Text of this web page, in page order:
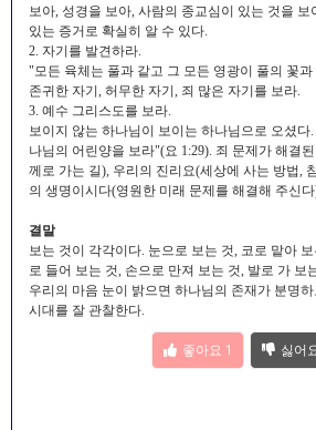
보아, 성경을 보아, 사람의 종교심이 있는 것을
있는 증거로 확실히 알 수 있다.
2. 자기를 발견하라.
"모든 육체는 풀과 같고 그 모든 영광이 풀의 꽃과
존귀한 자기, 허무한 자기, 죄 많은 자기를 보라.
3. 예수 그리스도를 보라.
보이지 않는 하나님이 보이는 하나님으로 오셨
나님의 어린양을 보라"(요 1:29). 죄 문제가 해결
께로 가는 길), 우리의 진리요(세상에 사는 방법,
의 생명이시다(영원한 미래 문제를 해결해 주신다
결말
보는 것이 각각이다. 눈으로 보는 것, 코로 맡아
로 들어 보는 것, 손으로 만져 보는 것, 발로 가 보
우리의 마음 눈이 밝으면 하나님의 존재가 분명
시대를 잘 관찰한다.
좋아요 1 싫어